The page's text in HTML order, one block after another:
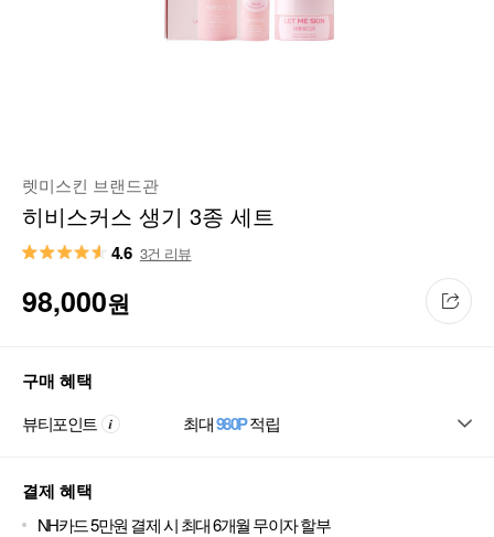
렛미스킨 브랜드관
히비스커스 생기 3종 세트
4.6 3건 리뷰
98,000원
구매 혜택
뷰티포인트 최대980P적립
결제 혜택
NH카드 5만원 결제 시 최대 6개월 무이자 할부